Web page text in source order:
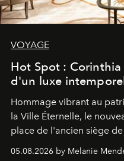
VOYAGE
Hot Spot : Corinthia
d'un luxe
Hommage vibrant au
la Ville Éternelle, le
place de l'ancien siège
05.08.2026 by Melanie